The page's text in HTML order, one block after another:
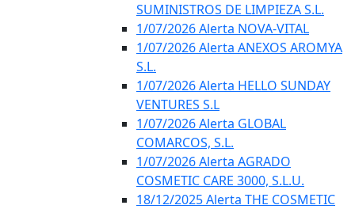
SUMINISTROS DE LIMPIEZA S.L.
1/07/2026 Alerta NOVA-VITAL
1/07/2026 Alerta ANEXOS AROMYA
S.L.
1/07/2026 Alerta HELLO SUNDAY
VENTURES S.L
1/07/2026 Alerta GLOBAL
COMARCOS, S.L.
1/07/2026 Alerta AGRADO
COSMETIC CARE 3000, S.L.U.
18/12/2025 Alerta THE COSMETIC